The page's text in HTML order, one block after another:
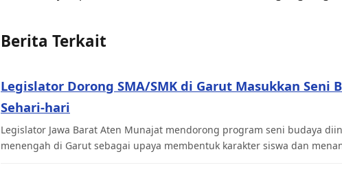
Berita Terkait
Legislator Dorong SMA/SMK di Garut Masukkan Seni
Sehari-hari
Legislator Jawa Barat Aten Munajat mendorong program seni budaya
menengah di Garut sebagai upaya membentuk karakter siswa dan